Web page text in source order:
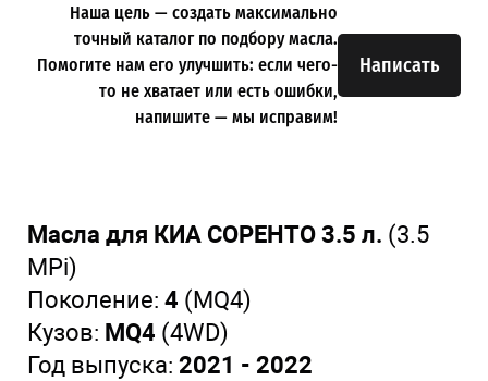
Написать
Наша цель — создать максимально
точный каталог по подбору масла.
Помогите нам его улучшить: если чего-
то не хватает или есть ошибки,
напишите — мы исправим!
Масла для КИА СОРЕНТО 3.5 л. (3.5
MPi)
Поколение: 4 (MQ4)
Кузов: MQ4 (4WD)
Год выпуска: 2021 - 2022